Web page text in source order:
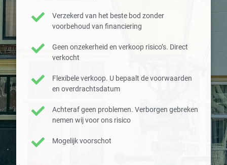
Verzekerd van het beste bod zonder
voorbehoud van financiering
Geen onzekerheid en verkoop risico’s. Direct
verkocht
Flexibele verkoop. U bepaalt de voorwaarden
en overdrachtsdatum
Achteraf geen problemen. Verborgen gebreken
nemen wij voor ons risico
Mogelijk voorschot